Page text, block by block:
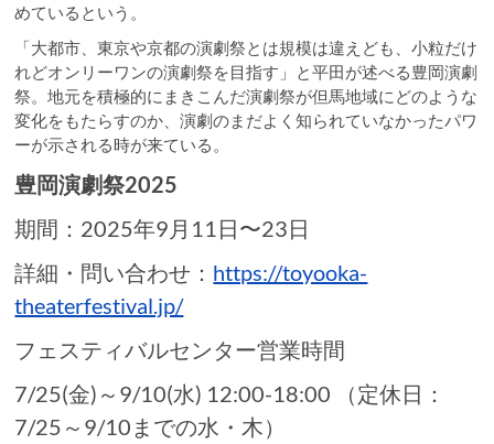
めているという。
「大都市、東京や京都の演劇祭とは規模は違えども、小粒だけ
れどオンリーワンの演劇祭を目指す」と平田が述べる豊岡演劇
祭。地元を積極的にまきこんだ演劇祭が但馬地域にどのような
変化をもたらすのか、演劇のまだよく知られていなかったパワ
ーが示される時が来ている。
豊岡演劇祭2025
期間：2025年9月11日〜23日
詳細・問い合わせ： https://toyooka-
theaterfestival.jp/
フェスティバルセンター営業時間
7/25(金)～9/10(水) 12:00-18:00 （定休日：
7/25～9/10までの水・木）